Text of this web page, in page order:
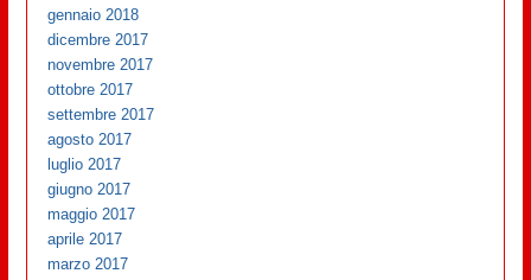
gennaio 2018
dicembre 2017
novembre 2017
ottobre 2017
settembre 2017
agosto 2017
luglio 2017
giugno 2017
maggio 2017
aprile 2017
marzo 2017